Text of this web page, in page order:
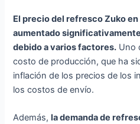
El precio del refresco Zuko
aumentado
debido a varios factores. Uno
costo de producción, que ha
inflación de los precios de los
los costos de envío.
Además,la demanda de